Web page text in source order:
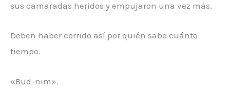
sus camaradas heridos y empujaron una vez más.
Deben haber corrido así por quién sabe cuánto
tiempo.
«Bud-nim».